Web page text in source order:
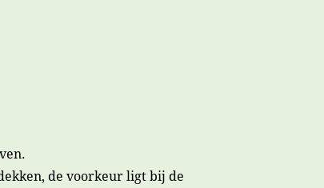
de voorkeur ligt bij de